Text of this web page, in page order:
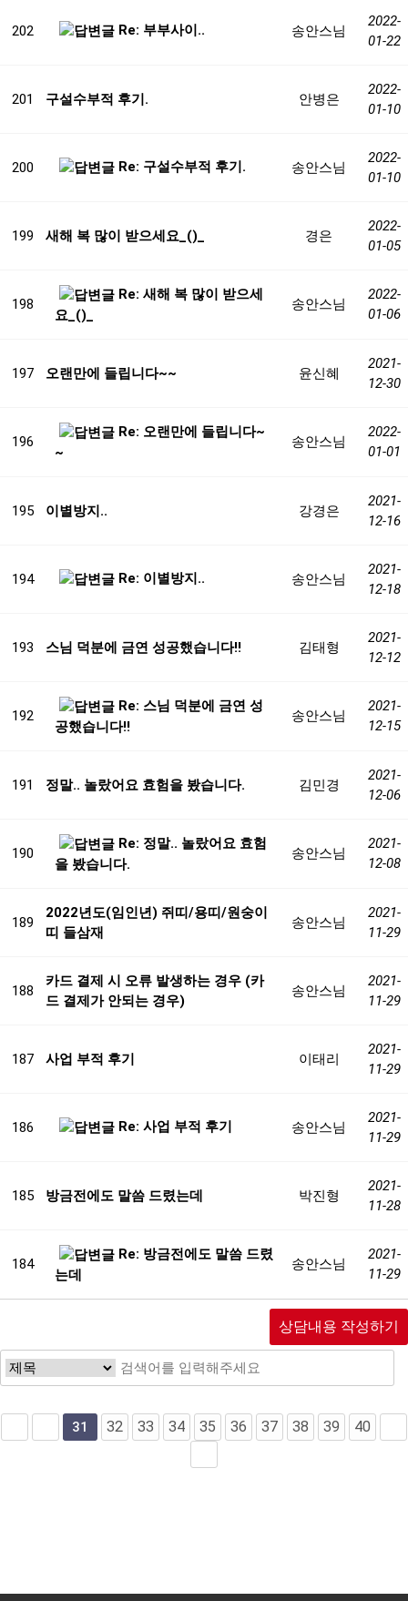
202 Re: 부부사이.. 송안스님
2022-
01-22
201 구설수부적 후기. 안병은
2022-
01-10
200 Re: 구설수부적 후기. 송안스님
2022-
01-10
199 새해 복 많이 받으세요_()_ 경은
2022-
01-05
198
Re: 새해 복 많이 받으세
요_()_
송안스님
2022-
01-06
197 오랜만에 들립니다~~ 윤신혜
2021-
12-30
196
Re: 오랜만에 들립니다~
~
송안스님
2022-
01-01
195 이별방지.. 강경은
2021-
12-16
194 Re: 이별방지.. 송안스님
2021-
12-18
193 스님 덕분에 금연 성공했습니다!! 김태형
2021-
12-12
192
Re: 스님 덕분에 금연 성
공했습니다!!
송안스님
2021-
12-15
191 정말.. 놀랐어요 효험을 봤습니다. 김민경
2021-
12-06
190
Re: 정말.. 놀랐어요 효험
을 봤습니다.
송안스님
2021-
12-08
189
2022년도(임인년) 쥐띠/용띠/원숭이
띠 들삼재
송안스님
2021-
11-29
188
카드 결제 시 오류 발생하는 경우 (카
드 결제가 안되는 경우)
송안스님
2021-
11-29
187 사업 부적 후기 이태리
2021-
11-29
186 Re: 사업 부적 후기 송안스님
2021-
11-29
185 방금전에도 말씀 드렸는데 박진형
2021-
11-28
184
Re: 방금전에도 말씀 드렸
는데
송안스님
2021-
11-29
상담내용 작성하기
31 32 33 34 35 36 37 38 39 40